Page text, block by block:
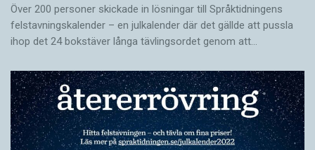
Över 200 personer skickade in lösningar till Språktidningens
felstavningskalender – en julkalender där det gällde att pussla
ihop det 24 bokstäver långa tävlingsordet genom att…